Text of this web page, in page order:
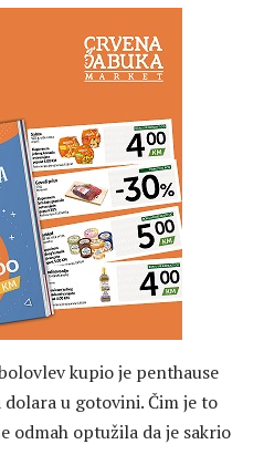
kupio je penthause
u gotovini. Čim je to
odmah optužila da je sakrio